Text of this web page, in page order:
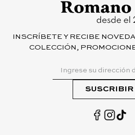
INSCRÍBETE Y RECIBE
COLECCIÓN,
SUSCRIBIR